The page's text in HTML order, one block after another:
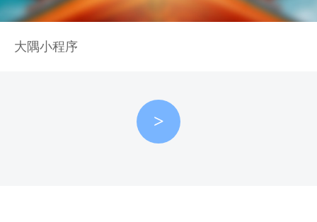
大隅小程序
>